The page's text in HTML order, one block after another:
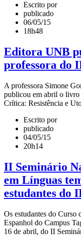
Escrito por
publicado
06/05/15
18h48
Editora UNB
professora do
A professora Simone
publicou em abril o livro
Crítica: Resistência e
Escrito por
publicado
04/05/15
20h14
II Seminário
em Línguas
estudantes do
Os estudantes do
Espanhol do Campus
16 de abril, do II